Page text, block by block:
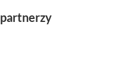
partnerzy